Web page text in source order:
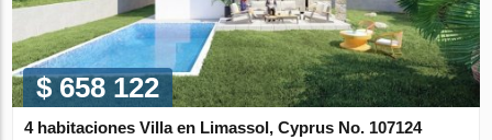
$ 658 122
4 habitaciones Villa en Limassol, Cyprus No. 107124